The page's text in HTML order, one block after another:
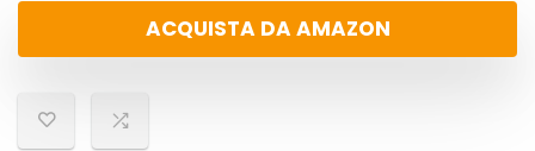
ACQUISTA DA AMAZON